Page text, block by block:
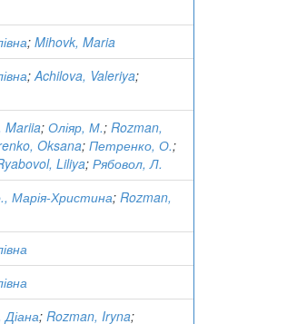
; Mihovk, Maria
;Achilova, Valeriya;
Mariia; Оліяр, М.; Rozman,
Oksana; Петренко, О.;
Liliya; Рябовол, Л.
Марія-Христина; Rozman,
Діана; Rozman, Iryna;